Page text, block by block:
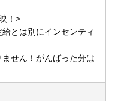
！>
とは別にインセンティ
せん！がんばった分は